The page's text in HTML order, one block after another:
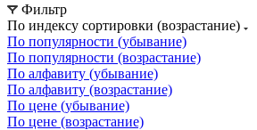
Фильтр
По индексу сортировки (возрастание)
По популярности (убывание)
По популярности (возрастание)
По алфавиту (убывание)
По алфавиту (возрастание)
По цене (убывание)
По цене (возрастание)